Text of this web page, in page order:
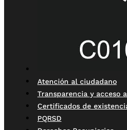
Atención al ciudadano
Transparencia y acceso
Certificados de
PQRSD